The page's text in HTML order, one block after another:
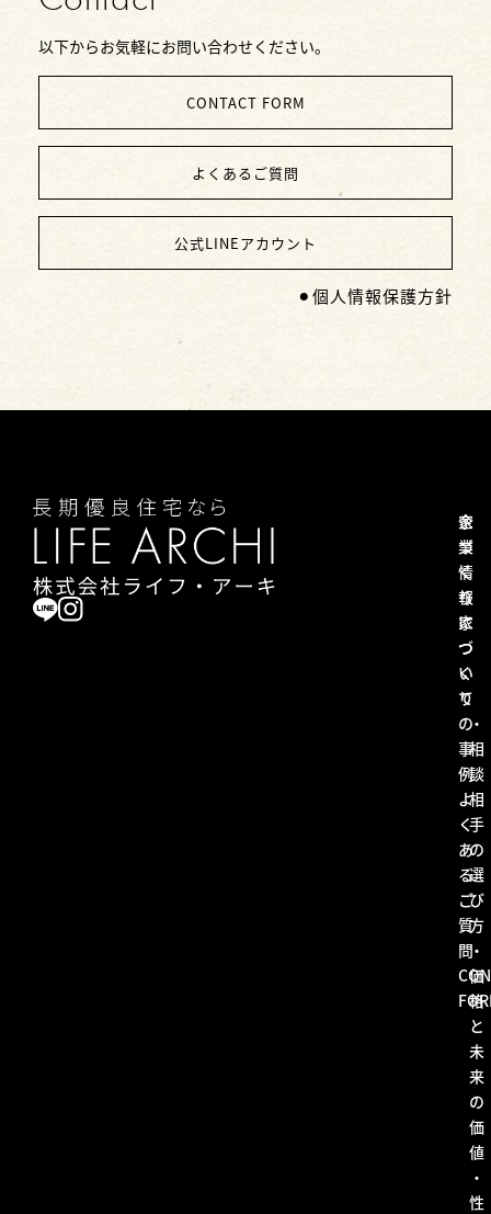
以下からお気軽にお問い合わせください。
CONTACT FORM
よくあるご質問
公式LINEアカウント
⚫︎個人情報保護方針
家
づ
く
り
に
つ
い
て
・
相
談
相
手
の
選
び
方
・
価
格
と
未
来
の
価
値
・
性
企
業
情
報
家
づ
く
り
の
事
例
よ
く
あ
る
ご
質
問